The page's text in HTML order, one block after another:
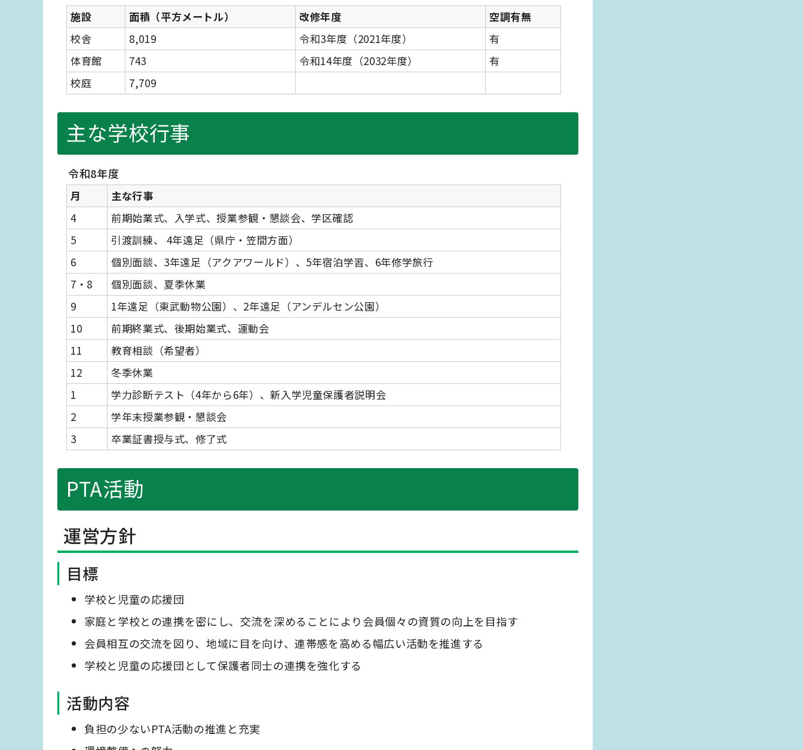
施設 面積（平方メートル） 改修年度
空調有無
校舎
8,019 令和3年度（2021年度）
有
体育館
743 令和14年度（2032年度）
有
校庭
7,709
主な学校行事
令和8年度
月
主な行事
4
前期始業式、入学式、授業参観・懇談会、学区確認
5
引渡訓練、 4年遠足（県庁・笠間方面）
6
個別面談、3年遠足（アクアワールド）、5年宿泊学習、6年修学旅行
7・8
個別面談、夏季休業
9
1年遠足（東武動物公園）、2年遠足（アンデルセン公園）
10
前期終業式、後期始業式、運動会
11
教育相談（希望者）
12
冬季休業
1
学力診断テスト（4年から6年）、新入学児童保護者説明会
2
学年末授業参観・懇談会
3
卒業証書授与式、修了式
PTA活動
運営方針
目標
学校と児童の応援団
家庭と学校との連携を密にし、交流を深めることにより会員個々の資質の向上を目指す
会員相互の交流を図り、地域に目を向け、連帯感を高める幅広い活動を推進する
学校と児童の応援団として保護者同士の連携を強化する
活動内容
負担の少ないPTA活動の推進と充実